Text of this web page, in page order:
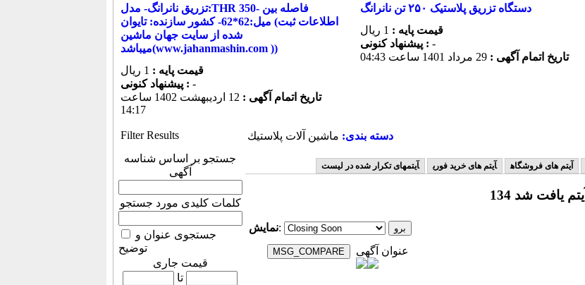
تزریق نانرانگ- مدل:THR 350- فاصله بین
میل:62*62- کشور سازنده: تایوان (اطلاعات ثبت
شده از سایت جهان ماشین
میباشد(www.jahanmashin.com ))
قیمت پایه :
پیشنهاد كنونی : -
تاریخ اتمام آگهی :
12 ارديبهشت 1402 ساعت
14:17
دستگاه تزریق پلاستیک ۲۵۰ تن نانرانگ
قیمت پایه :
پیشنهاد كنونی : -
تاریخ اتمام آگهی : 29 مرداد 1401 ساعت 04:43
Filter Results
جستجو بر اساس شناسه
آگهی
کلمات کلیدی مورد جستجو
توضیح
قیمت جاری
دسته بندی: ماشين آلات پلاستيك
آیتم های فروشگاه آیتم های خرید فوری آیتمهای تکرار شده در لیست
134 آیتم یافت شد
نمایش:
عنوان آگهی